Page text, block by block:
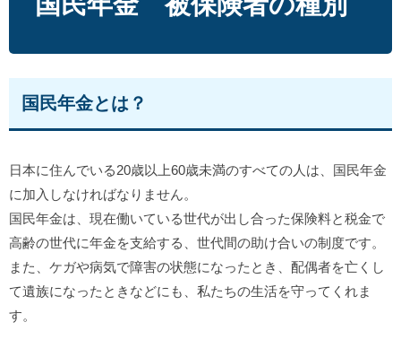
国民年金とは？
日本に住んでいる20歳以上60歳未満のすべての人は、国民年金
に加入しなければなりません。
国民年金は、現在働いている世代が出し合った保険料と税金で
高齢の世代に年金を支給する、世代間の助け合いの制度です。
また、ケガや病気で障害の状態になったとき、配偶者を亡くし
て遺族になったときなどにも、私たちの生活を守ってくれま
す。